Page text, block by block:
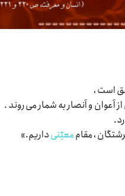
است ،
و اَنصار به شمار می روند .
، مقاممعیّنیداریم.»